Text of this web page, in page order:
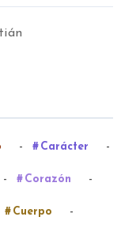
- Carácter -
- Corazón -
Cuerpo -